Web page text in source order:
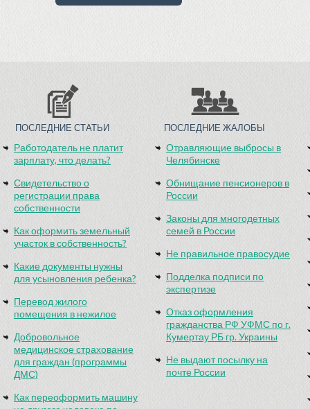
ПОСЛЕДНИЕ СТАТЬИ
Работодатель не платит
зарплату, что делать?
Свидетельство о
регистрации права
собственности
Как оформить земельный
участок в собственность?
Какие документы нужны
для усыновления ребенка?
Перевод жилого
помещения в нежилое
Добровольное
медицинское страхование
для граждан (программы
ДМС)
Как переоформить машину
ПОСЛЕДНИЕ ЖАЛОБЫ
Отравляющие выбросы в
Челябинске
Обнищание пенсионеров в
России
Законы для многодетных
семей в России
Не правильное правосудие
Подделка подписи по
экспертизе
Отказ оформления
гражданства РФ УФМС по г.
Кумертау РБ гр. Украины
Не выдают посылку на
почте России